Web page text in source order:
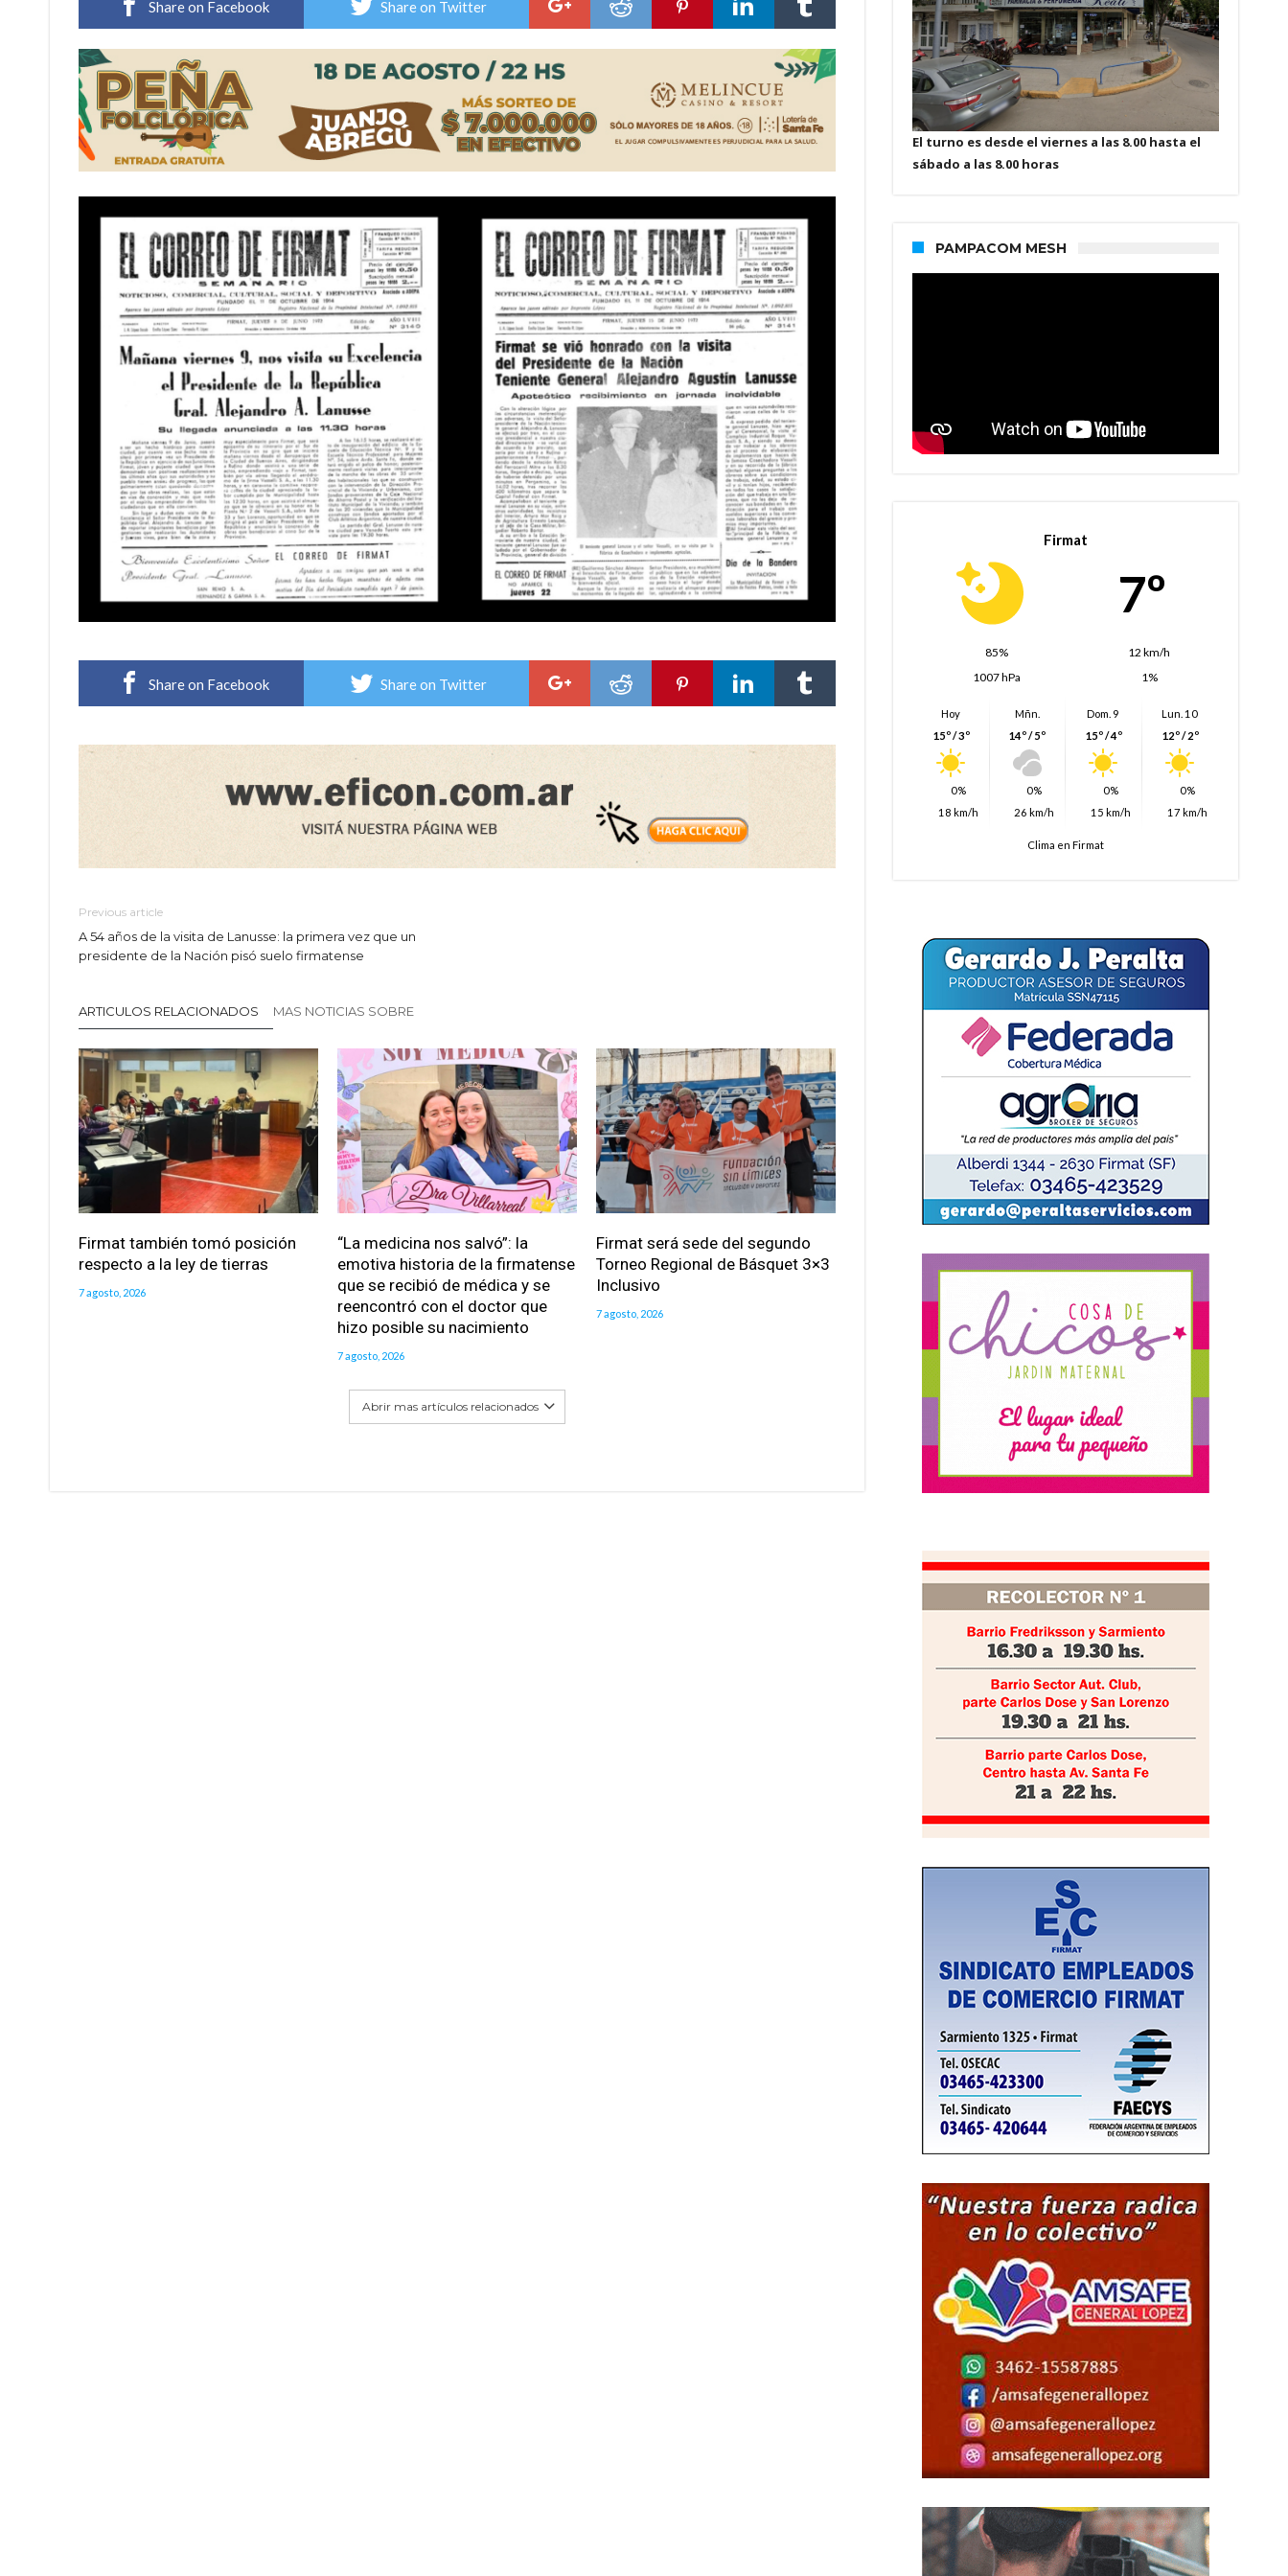
Share on Facebook Share on Twitter
Share on Facebook Share on Twitter
Previous article
A 54 años de la visita de Lanusse: la primera vez que un
presidente de la Nación pisó suelo firmatense
ARTICULOS RELACIONADOS MAS NOTICIAS SOBRE
Firmat también tomó posición
respecto a la ley de tierras
7 agosto, 2026
“La medicina nos salvó”: la
emotiva historia de la firmatense
que se recibió de médica y se
reencontró con el doctor que
hizo posible su nacimiento
7 agosto, 2026
Firmat será sede del segundo
Torneo Regional de Básquet 3×3
Inclusivo
7 agosto, 2026
Abrir mas artículos relacionados
El turno es desde el viernes a las 8.00 hasta el
sábado a las 8.00 horas
PAMPACOM MESH
Firmat
7º
85%
12 km/h
1007 hPa
1%
Hoy
15º / 3º
0%
18 km/h
Mñn.
14º / 5º
0%
26 km/h
Dom. 9
15º / 4º
0%
15 km/h
Lun. 10
12º / 2º
0%
17 km/h
Clima en Firmat